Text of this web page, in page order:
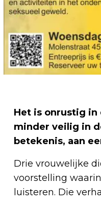
Het is onrustig in
minder veilig in
betekenis, aan
Drie vrouwelijke
voorstelling
luisteren. Die